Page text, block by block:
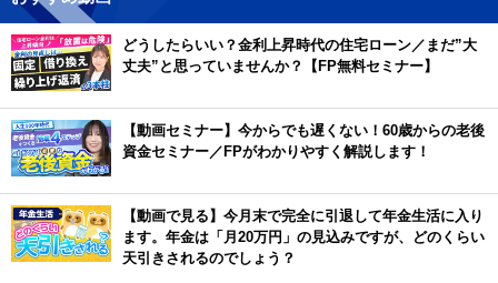
どうしたらいい？金利上昇時代の住宅ローン／まだ”大
丈夫”と思っていませんか？【FP無料セミナー】
【動画セミナー】今からでも遅くない！60歳からの老後
資金セミナー／FPがわかりやすく解説します！
【動画で見る】今月末で完全に引退して年金生活に入り
ます。年金は「月20万円」の見込みですが、どのくらい
天引きされるのでしょう？